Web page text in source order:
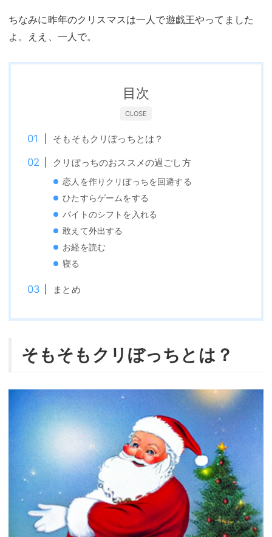
ちなみに昨年のクリスマスは一人で遊戯王やってました
よ。ええ、一人で。
CLOSE
目次
そもそもクリぼっちとは？
クリぼっちのおススメの過ごし方
恋人を作りクリぼっちを回避する
ひたすらゲームをする
バイトのシフトを入れる
敢えて外出する
お経を読む
寝る
まとめ
そもそもクリぼっちとは？